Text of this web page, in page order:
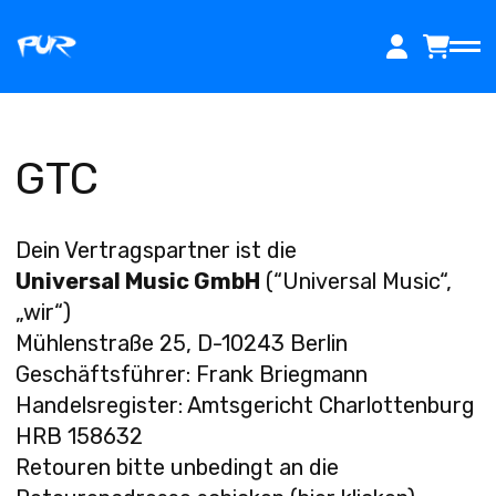
Inhalt
springen
MUSIK
TICKETS
GTC
Dein Vertragspartner ist die
Universal Music GmbH (“Universal Music“,
„wir“)
Mühlenstraße 25, D-10243 Berlin
Geschäftsführer: Frank Briegmann
Handelsregister: Amtsgericht Charlottenburg
HRB 158632
Retouren bitte unbedingt an die